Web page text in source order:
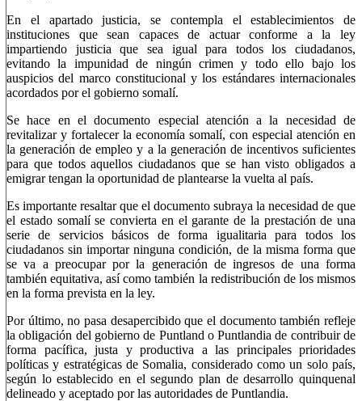
En el apartado justicia, se contempla el establecimientos de
instituciones que sean capaces de actuar conforme a la ley
impartiendo justicia que sea igual para todos los ciudadanos,
evitando la impunidad de ningún crimen y todo ello bajo los
auspicios del marco constitucional y los estándares internacionales
acordados por el gobierno somalí.
Se hace en el documento especial atención a la necesidad de
revitalizar y fortalecer la economía somalí, con especial atención en
la generación de empleo y a la generación de incentivos suficientes
para que todos aquellos ciudadanos que se han visto obligados a
emigrar tengan la oportunidad de plantearse la vuelta al país.
Es importante resaltar que el documento subraya la necesidad de que
el estado somalí se convierta en el garante de la prestación de una
serie de servicios básicos de forma igualitaria para todos los
ciudadanos sin importar ninguna condición, de la misma forma que
se va a preocupar por la generación de ingresos de una forma
también equitativa, así como también la redistribución de los mismos
en la forma prevista en la ley.
Por último, no pasa desapercibido que el documento también refleje
la obligación del gobierno de Puntland o Puntlandia de contribuir de
forma pacífica, justa y productiva a las principales prioridades
políticas y estratégicas de Somalia, considerado como un solo país,
según lo establecido en el segundo plan de desarrollo quinquenal
delineado y aceptado por las autoridades de Puntlandia.